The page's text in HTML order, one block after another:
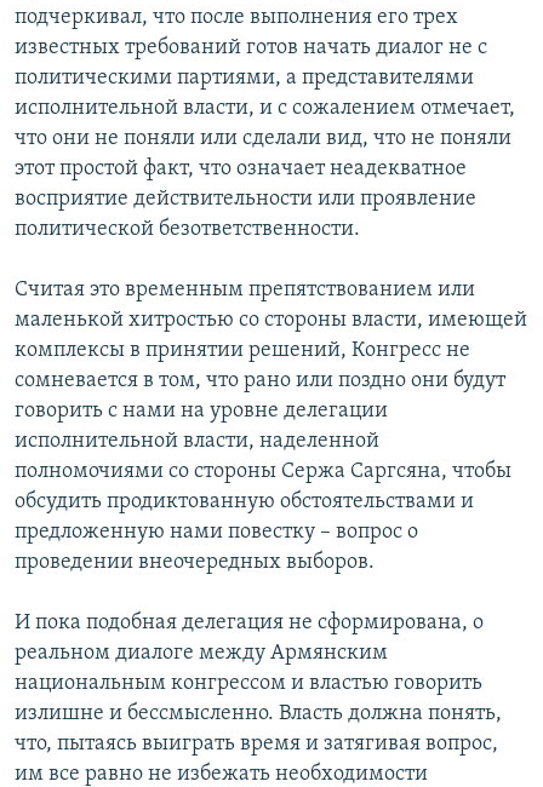
подчеркивал, что после выполнения его трех
известных требований готов начать диалог не с
политическими партиями, а представителями
исполнительной власти, и с сожалением отмечает,
что они не поняли или сделали вид, что не поняли
этот простой факт, что означает неадекватное
восприятие действительности или проявление
политической безответственности.
Считая это временным препятствованием или
маленькой хитростью со стороны власти, имеющей
комплексы в принятии решений, Конгресс не
сомневается в том, что рано или поздно они будут
говорить с нами на уровне делегации
исполнительной власти, наделенной
полномочиями со стороны Сержа Саргсяна, чтобы
обсудить продиктованную обстоятельствами и
предложенную нами повестку – вопрос о
проведении внеочередных выборов.
И пока подобная делегация не сформирована, о
реальном диалоге между Армянским
национальным конгрессом и властью говорить
излишне и бессмысленно. Власть должна понять,
что, пытаясь выиграть время и затягивая вопрос,
им все равно не избежать необходимости